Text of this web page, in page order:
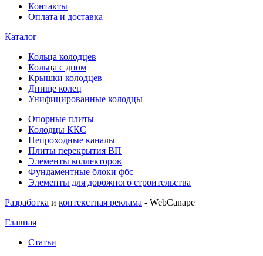
Контакты
Оплата и доставка
Каталог
Кольца колодцев
Кольца с дном
Крышки колодцев
Днище колец
Унифицированные колодцы
Опорные плиты
Колодцы ККС
Непроходные каналы
Плиты перекрытия ВП
Элементы коллекторов
Фундаментные блоки фбс
Элементы для дорожного строительства
Разработка и контекстная реклама - WebCanape
Главная
Статьи